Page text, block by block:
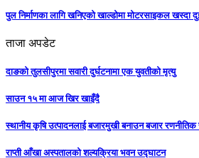
पुल निर्माणका लागि खनिएको खाल्डोमा मोटरसाइकल खस्दा
ताजा अपडेट
दाङको तुलसीपुरमा सवारी दुर्घटनामा एक युवतीको मृत्यु
साउन १५ मा आज खिर खाइँदै
स्थानीय कृषि उत्पादनलाई बजारमुखी बनाउन बजार
राप्ती आँखा अस्पतालको शल्यक्रिया भवन उद्घाटन